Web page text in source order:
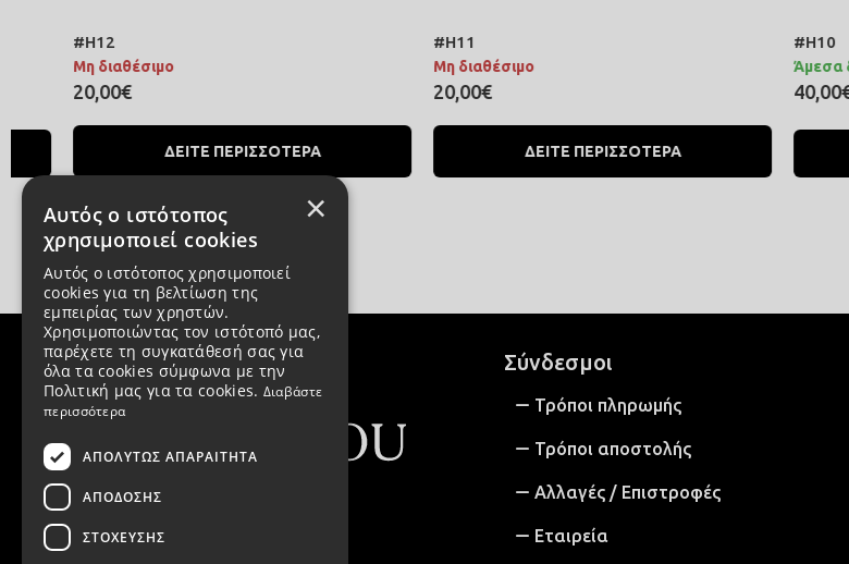
Μη διαθέσιμο
20,00€
ΔΕΙΤΕ ΠΕΡΙΣΣΟΤΕΡΑ
Μη διαθέσιμο
20,00€
ΔΕΙΤΕ ΠΕΡΙΣΣΟΤΕΡΑ
Άμεσα
40,00€
Σύνδεσμοι
Τρόποι πληρωμής
Τρόποι αποστολής
Αλλαγές / Επιστροφές
Εταιρεία
×
Αυτός ο ιστότοπος
χρησιμοποιεί cookies
Αυτός ο ιστότοπος χρησιμοποιεί
cookies για τη βελτίωση της
εμπειρίας των χρηστών.
Χρησιμοποιώντας τον ιστότοπό μας,
παρέχετε τη συγκατάθεσή σας για
όλα τα cookies σύμφωνα με την
Πολιτική μας για τα cookies. Διαβάστε
περισσότερα
ΑΠΟΛΎΤΩΣ ΑΠΑΡΑΊΤΗΤΑ
ΑΠΌΔΟΣΗΣ
ΣΤΌΧΕΥΣΗΣ